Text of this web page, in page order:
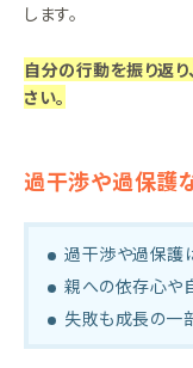
します。
自分の行動を振り返り
さい。
過干渉や過保護
過干渉や過保護
親への依存心や
失敗も成長の一